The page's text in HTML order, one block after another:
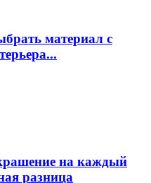
материал с
на каждый
разница